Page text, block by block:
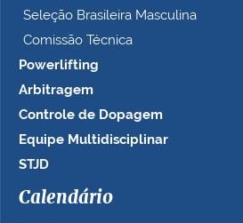
Seleção Brasileira Masculina
Comissão Técnica
Powerlifting
Arbitragem
Controle de Dopagem
Equipe Multidisciplinar
STJD
Calendário